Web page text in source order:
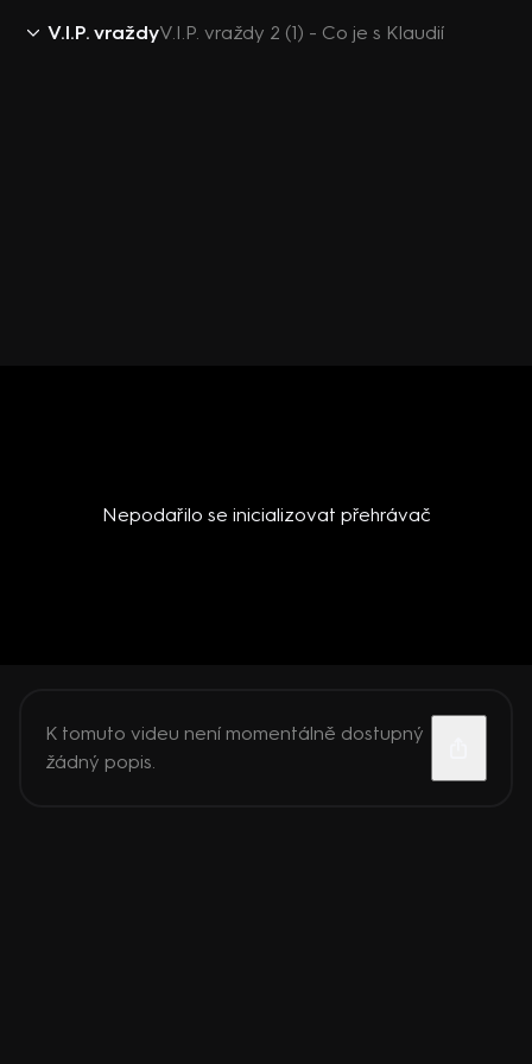
V.I.P. vraždyV.I.P. vraždy 2 (1) - Co je s Klaudií
Nepodařilo se inicializovat přehrávač
K tomuto videu není momentálně dostupný
žádný popis.